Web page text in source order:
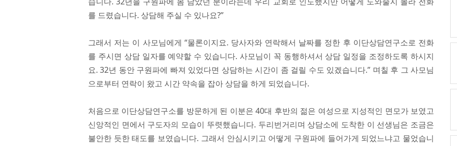
를 드렸습니다. 상담해 주실 수 있나요?”
그래서 저는 이 사모님에게 “물론이지요. 당사자와 연락해서 날짜를 정한 후 이단상담연구소로 전화
를 주시면 상담 일자를 예약할 수 있습니다. 사모님이 꼭 동행하셔서 상담 일정을 조정하도록 하시지
요. 32년 동안 구원파에 빠져 있었다면 상담하는 시간이 좀 걸릴 수도 있겠습니다.” 며칠 후 그 사모님
으로부터 연락이 왔고 시간 약속을 잡아 상담을 하게 되었습니다.
처음으로 이단상담연구소를 방문하게 된 이분은 40대 후반의 젊은 여성으로 지성적인 면모가 보였고
신앙적인 면에서 구도자의 모습이 뚜렷했습니다. 두리번거리며 상담소에 도착한 이 선생님은 조금은
불안한 듯한 태도를 보였습니다. 그래서 안심시키고 어떻게 구원파에 들어가게 되었느냐고 물었습니